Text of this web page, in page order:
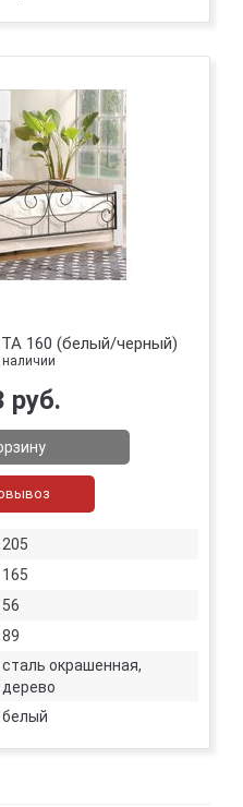
160 (белый/черный)
наличии
руб.
205
165
56
89
сталь окрашенная,
дерево
белый